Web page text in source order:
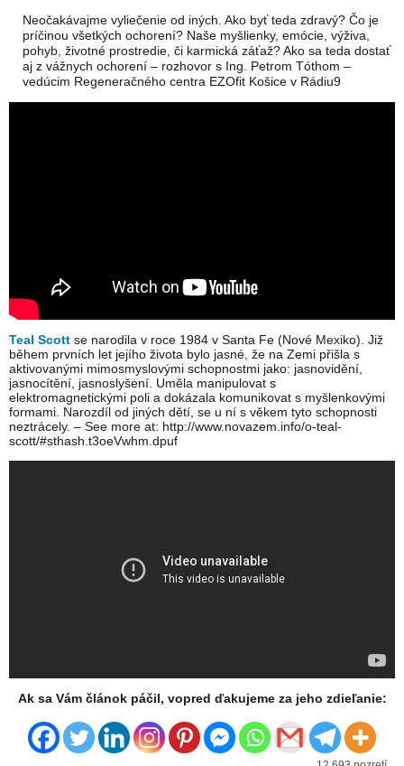
Neočakávajme vyliečenie od iných. Ako byť teda zdravý? Čo je
príčinou všetkých ochorení? Naše myšlienky, emócie, výživa,
pohyb, životné prostredie, či karmická záťaž? Ako sa teda dostať
aj z vážnych ochorení – rozhovor s Ing. Petrom Tóthom –
vedúcim Regeneračného centra EZOfit Košice v Rádiu9
Teal Scott se narodila v roce 1984 v Santa Fe (Nové Mexiko). Již
během prvních let jejího života bylo jasné, že na Zemi přišla s
aktivovanými mimosmyslovými schopnostmi jako: jasnovidění,
jasnocítění, jasnoslyšení. Uměla manipulovat s
elektromagnetickými poli a dokázala komunikovat s myšlenkovými
formami. Narozdíl od jiných dětí, se u ní s věkem tyto schopnosti
neztrácely. – See more at: http://www.novazem.info/o-teal-
scott/#sthash.t3oeVwhm.dpuf
Ak sa Vám článok páčil, vopred ďakujeme za jeho zdieľanie: